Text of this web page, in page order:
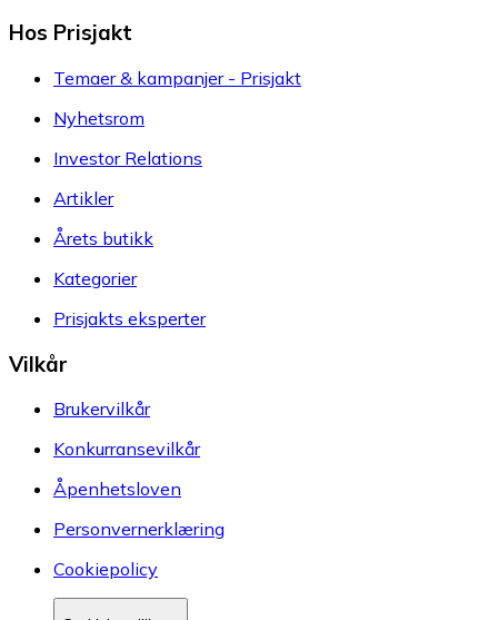
Hos Prisjakt
Temaer & kampanjer - Prisjakt
Nyhetsrom
Investor Relations
Artikler
Årets butikk
Kategorier
Prisjakts eksperter
Vilkår
Brukervilkår
Konkurransevilkår
Åpenhetsloven
Personvernerklæring
Cookiepolicy